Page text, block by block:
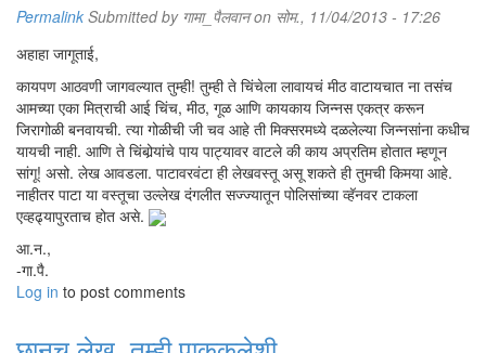
Permalink Submitted by गामा_पैलवानon सोम., 11/04/2013 - 17:26
अहाहा जागूताई,
कायपण आठवणी जागवल्यात तुम्ही! तुम्ही ते चिंचेला लावायचं मीठ वाटायचात ना तसंच
आमच्या एका मित्राची आई चिंच, मीठ, गूळ आणि कायकाय जिन्नस एकत्र करून
जिरागोळी बनवायची. त्या गोळीची जी चव आहे ती मिक्सरमध्ये दळलेल्या जिन्नसांना कधीच
यायची नाही. आणि ते चिंबोर्‍यांचे पाय पाट्यावर वाटले की काय अप्रतिम होतात म्हणून
सांगू! असो. लेख आवडला. पाटावरवंटा ही लेखवस्तू असू शकते ही तुमची किमया आहे.
नाहीतर पाटा या वस्तूचा उल्लेख दंगलीत सज्ज्यातून पोलिसांच्या व्हॅनवर टाकला
एव्हढ्यापुरताच होत असे.
आ.न.,
-गा.पै.
Log in to post comments